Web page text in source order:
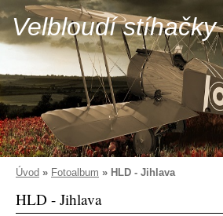
Velbloudí stíhačky
Úvod » Fotoalbum » HLD - Jihlava
HLD - Jihlava